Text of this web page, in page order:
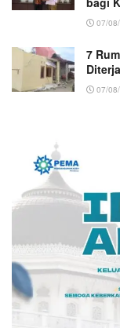
07/
7
07/